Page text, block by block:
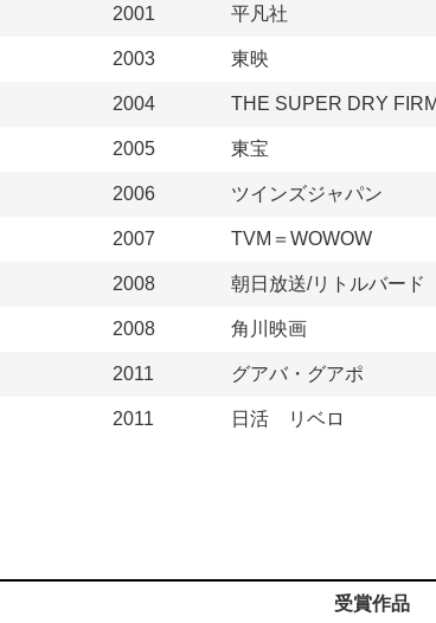
2001 平凡社
2003 東映
2004 THE SUPER DRY
2005 東宝
2006 ツインズジャパン
2007 TVM＝WOWOW
2008 朝日放送/リトルバード
2008 角川映画
2011 グアバ・グアポ
2011 日活 リベロ
受賞作品